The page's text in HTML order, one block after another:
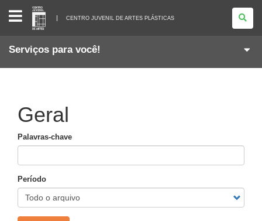
CENTRO
JUVENIL
DE
CENTRO JUVENIL DE ARTES PLÁSTICAS
Serviços para você!
Geral
Palavras-chave
Período